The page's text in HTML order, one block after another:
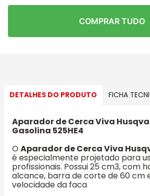
COMPRAR TUDO
DETALHES DO PRODUTO FICHA
Aparador de Cerca Viva
Gasolina 525HE4
O Aparador de Cerca Viva
é especialmente projetado para
profissionais. Possui 25 cm3, com
alcance, barra de corte de 60 cm
velocidade da faca